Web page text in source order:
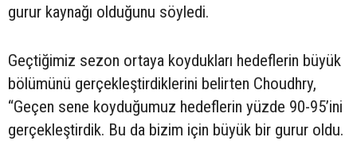
gurur kaynağı olduğunu söyledi.
Geçtiğimiz sezon ortaya koydukları hedeflerin büyük
bölümünü gerçekleştirdiklerini belirten Choudhry,
“Geçen sene koyduğumuz hedeflerin yüzde 90-95’ini
gerçekleştirdik. Bu da bizim için büyük bir gurur oldu.